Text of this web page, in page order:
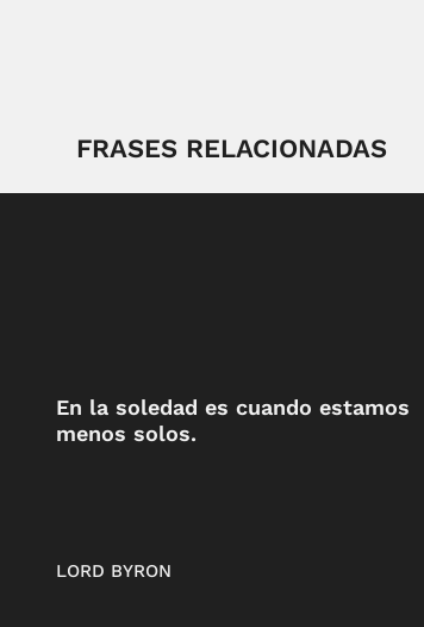
FRASES RELACIONADAS
En la soledad es cuando estamos
menos solos.
LORD BYRON